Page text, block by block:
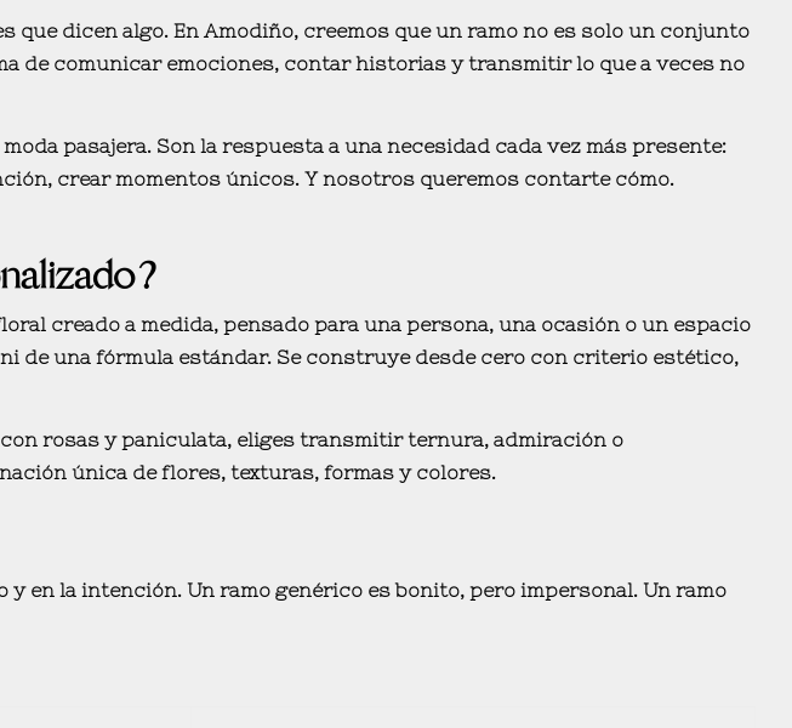
que dicen algo. En Amodiño, creemos que un ramo no es solo un conjunto
de comunicar emociones, contar historias y transmitir lo que a veces no
pasajera. Son la respuesta a una necesidad cada vez más presente:
crear momentos únicos. Y nosotros queremos contarte cómo.
creado a medida, pensado para una persona, una ocasión o un espacio
de una fórmula estándar. Se construye desde cero con criterio estético,
con rosas y paniculata, eliges transmitir ternura, admiración o
única de flores, texturas, formas y colores.
y en la intención. Un ramo genérico es bonito, pero impersonal. Un ramo